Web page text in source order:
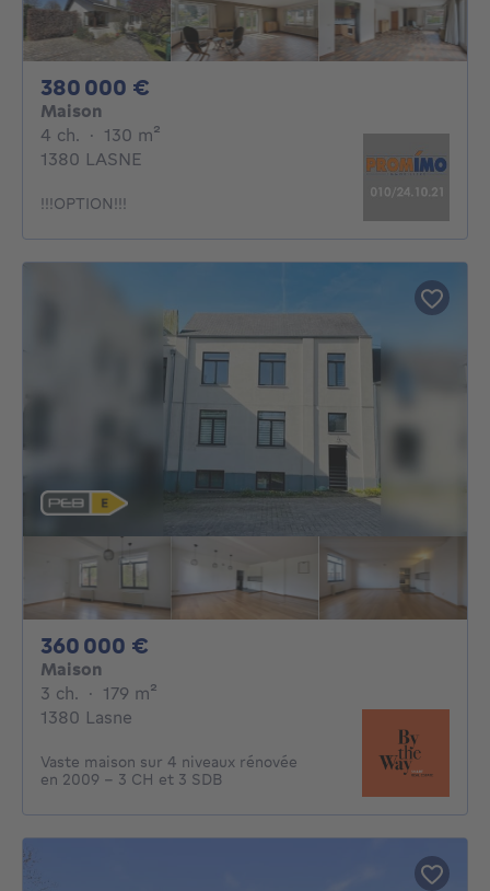
380 000 €
Maison
4 ch. 4 chambres
· 130 m²
1380 LASNE
!!!OPTION!!!
360 000 €
Maison
3 ch. 3 chambres
· 179 m²
1380 Lasne
Vaste maison sur 4 niveaux rénovée
en 2009 - 3 CH et 3 SDB